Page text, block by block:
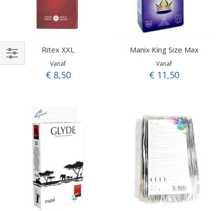
Ritex XXL
Vanaf
€ 8,50
Manix King Size Max
Vanaf
€ 11,50
Filteren